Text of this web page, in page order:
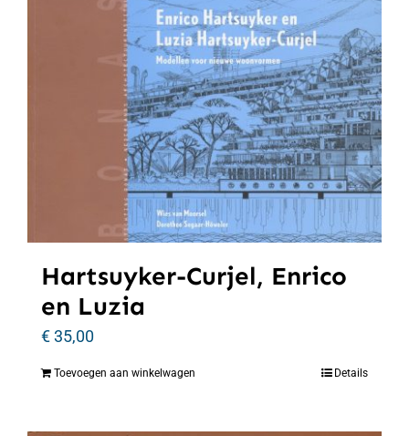
Hartsuyker-Curjel, Enrico
en Luzia
€35,00
Toevoegen aan winkelwagen Details